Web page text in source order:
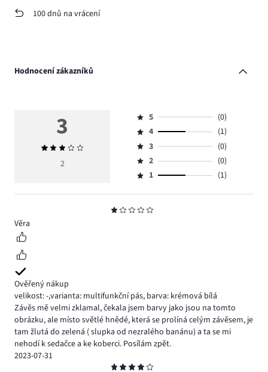
100 dnů na vrácení
Hodnocení zákazníků
1
Věra
Ověřený nákup
velikost: -,varianta: multifunkční pás, barva: krémová bílá
Závěs mě velmi zklamal, čekala jsem barvy jako jsou na tomto
obrázku, ale místo světlé hnědé, která se prolíná celým závěsem, je
tam žlutá do zelená ( slupka od nezralého banánu) a ta se mi
nehodí k sedačce a ke koberci. Posílám zpět.
2023-07-31
3
Průměrné
hodnocení
2
Hodnocení
5,
počet
hlasů
0.
5
(0)
Hodnocení
4,
počet
hlasů
4
(1)
Hodnocení
3,
počet
3
(0)
Hodnocení
2,
0.
2
(0)
Hodnocení
1,
počet
hlasů
1 (1)